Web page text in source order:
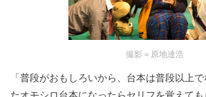
撮影＝原地達浩
「普段がおもしろいから、台本は普段以上